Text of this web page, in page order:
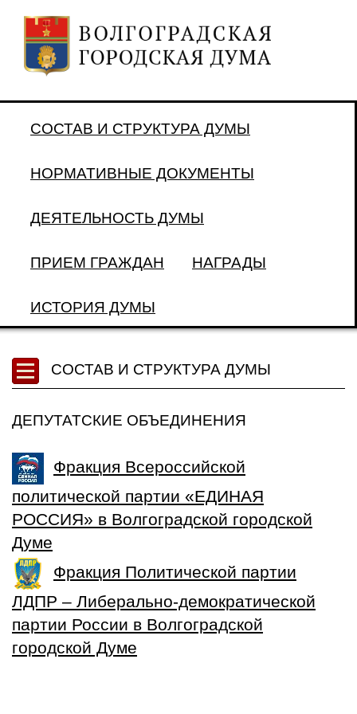
СОСТАВ И СТРУКТУРА ДУМЫ
НОРМАТИВНЫЕ ДОКУМЕНТЫ
ДЕЯТЕЛЬНОСТЬ ДУМЫ
ПРИЕМ ГРАЖДАН НАГРАДЫ
ИСТОРИЯ ДУМЫ
СОСТАВ И СТРУКТУРА ДУМЫ
ДЕПУТАТСКИЕ ОБЪЕДИНЕНИЯ
Фракция Всероссийской
политической партии «ЕДИНАЯ
РОССИЯ» в Волгоградской городской
Думе
Фракция Политической партии
ЛДПР – Либерально-демократической
партии России в Волгоградской
городской Думе